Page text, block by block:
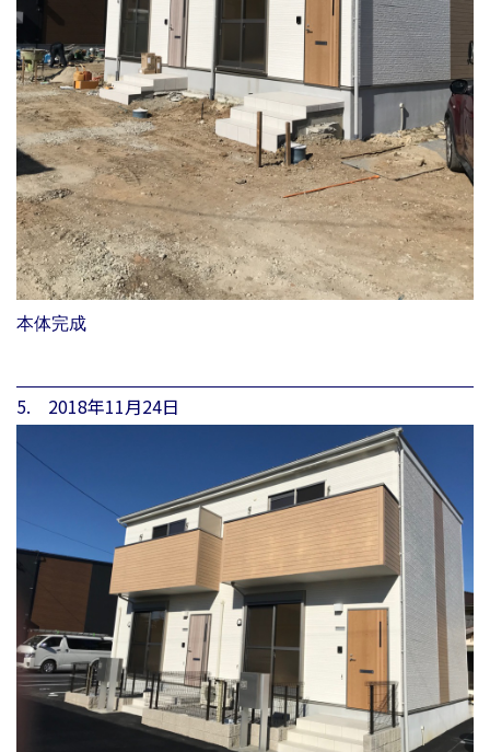
本体完成
5. 2018年11月24日